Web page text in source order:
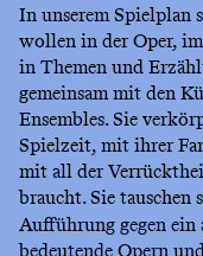
In unserem Spielplan
wollen in der Oper,
in Themen und
gemeinsam mit den
Ensembles. Sie
Spielzeit, mit ihrer
mit all der
braucht. Sie tauschen
Aufführung gegen ein